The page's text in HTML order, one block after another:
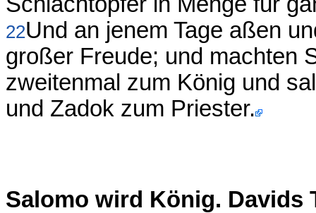
22Und an jenem Tage aßen
großer Freude; und machten
zweitenmal zum König und
und Zadok zum Priester.
Salomo wird König. Davids